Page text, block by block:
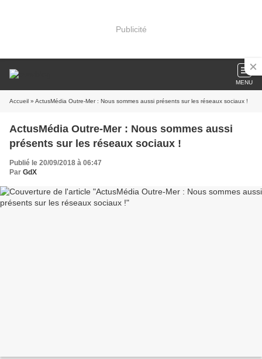
Publicité
MENU
Accueil » ActusMédia Outre-Mer : Nous sommes aussi présents sur les réseaux sociaux !
ActusMédia Outre-Mer : Nous sommes aussi
présents sur les réseaux sociaux !
Publié le 20/09/2018 à 06:47
Par GdX